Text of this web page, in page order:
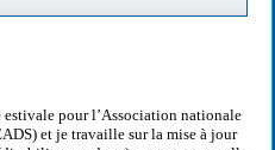
estivale pour l’Association nationale
et je travaille sur la mise à jour